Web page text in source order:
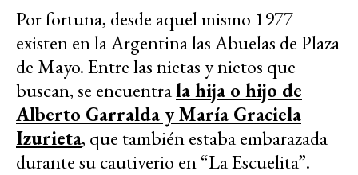
Por fortuna, desde aquel mismo 1977
existen en la Argentina las Abuelas de Plaza
de Mayo. Entre las nietas y nietos que
buscan, se encuentrala hija o hijo de
Alberto Garralda y María Graciela
Izurieta, que también estaba embarazada
durante su cautiverio en “La Escuelita”.